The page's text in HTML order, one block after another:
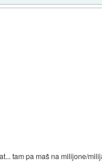
tam pa maš na milijone/